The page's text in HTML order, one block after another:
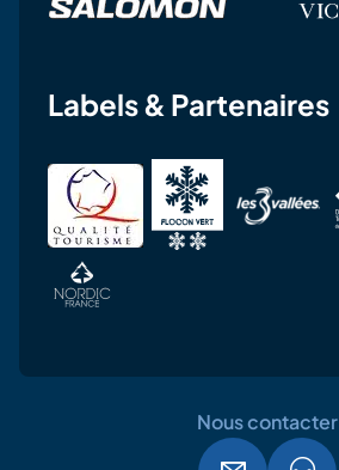
Labels & Partenaires
Nous contacter